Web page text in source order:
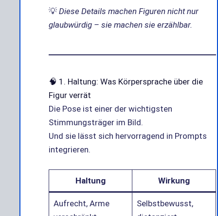
💡Diese Details machen Figuren nicht nur
glaubwürdig – sie machen sie erzählbar.
🧠 1. Haltung: Was Körpersprache über die
Figur verrät
Die Pose ist einer der wichtigsten
Stimmungsträger im Bild.
Und sie lässt sich hervorragend in Prompts
integrieren.
Haltung Wirkung
Aufrecht, Arme
Selbstbewusst,